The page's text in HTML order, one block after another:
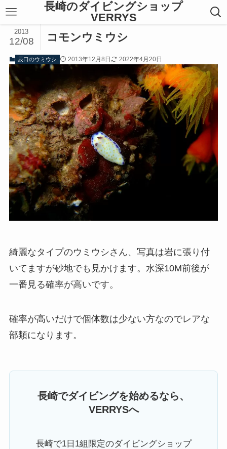
長崎のダイビングショップ
VERRYS
コモンウミウシ
2013
12/08
辰口のウミウシ 2013年12月8日 2022年4月20日
綺麗なタイプのウミウシさん、写真は岩に張り付
いてますが砂地でも見かけます。水深10M前後が
一番見る確率が高いです。
確率が高いだけで個体数は少ない方なのでレアな
部類になります。
長崎でダイビングを始めるなら、
VERRYSへ
長崎で1日1組限定のダイビングショップ